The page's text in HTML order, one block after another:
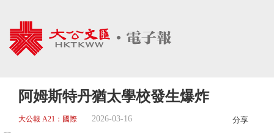
阿姆斯特丹猶太學校發生爆炸
大公報 A21：國際 2026-03-16 分享